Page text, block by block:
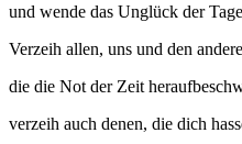
und wende das Unglück der
Verzeih allen, uns und den
die die Not der Zeit
verzeih auch denen, die dich